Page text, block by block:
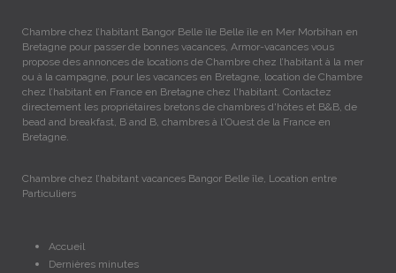
Chambre chez l’habitant Bangor Belle île Belle île en Mer Morbihan en
Bretagne pour passer de bonnes vacances, Armor-vacances vous
propose des annonces de locations de Chambre chez l’habitant à la mer
ou à la campagne, pour les vacances en Bretagne, location de Chambre
chez l’habitant en France en Bretagne chez l'habitant. Contactez
directement les propriétaires bretons de chambres d'hôtes et B&B, de
bead and breakfast, B and B, chambres à l'Ouest de la France en
Bretagne.
Chambre chez l’habitant vacances Bangor Belle île, Location entre
Particuliers
Accueil
Dernières minutes